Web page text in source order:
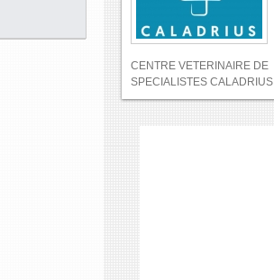
CENTRE VETERINAIRE DE
SPECIALISTES CALADRIUS